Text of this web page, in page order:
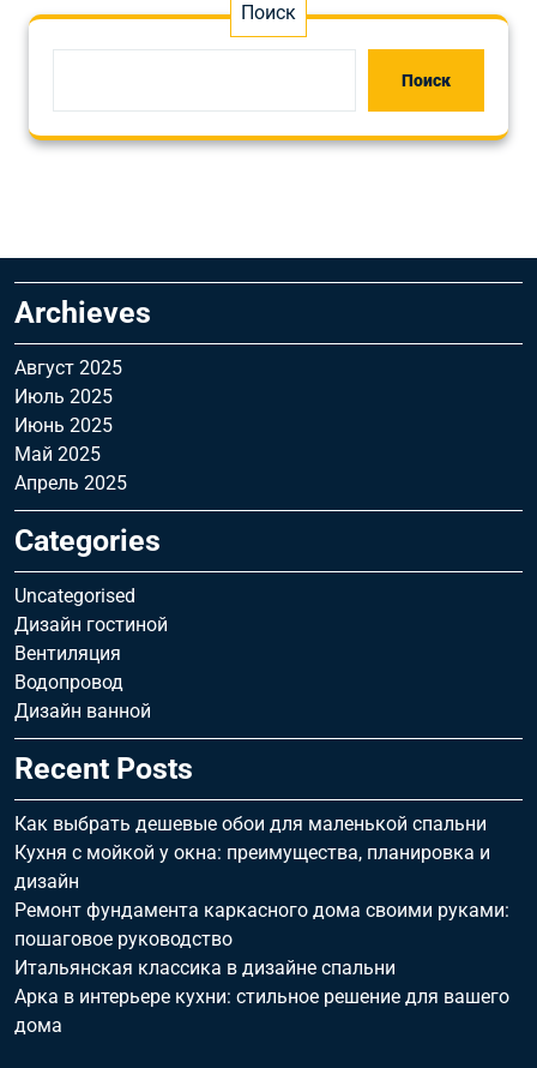
Поиск
Поиск
Archieves
Август 2025
Июль 2025
Июнь 2025
Май 2025
Апрель 2025
Categories
Uncategorised
Дизайн гостиной
Вентиляция
Водопровод
Дизайн ванной
Recent Posts
Как выбрать дешевые обои для маленькой спальни
Кухня с мойкой у окна: преимущества, планировка и
дизайн
Ремонт фундамента каркасного дома своими руками:
пошаговое руководство
Итальянская классика в дизайне спальни
Арка в интерьере кухни: стильное решение для вашего
дома